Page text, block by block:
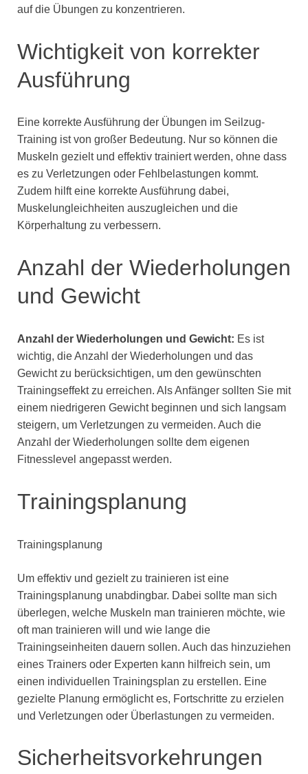
auf die Übungen zu konzentrieren.
Wichtigkeit von korrekter
Ausführung
Eine korrekte Ausführung der Übungen im Seilzug-
Training ist von großer Bedeutung. Nur so können die
Muskeln gezielt und effektiv trainiert werden, ohne dass
es zu Verletzungen oder Fehlbelastungen kommt.
Zudem hilft eine korrekte Ausführung dabei,
Muskelungleichheiten auszugleichen und die
Körperhaltung zu verbessern.
Anzahl der Wiederholungen
und Gewicht
Anzahl der Wiederholungen und Gewicht: Es ist
wichtig, die Anzahl der Wiederholungen und das
Gewicht zu berücksichtigen, um den gewünschten
Trainingseffekt zu erreichen. Als Anfänger sollten Sie mit
einem niedrigeren Gewicht beginnen und sich langsam
steigern, um Verletzungen zu vermeiden. Auch die
Anzahl der Wiederholungen sollte dem eigenen
Fitnesslevel angepasst werden.
Trainingsplanung
Trainingsplanung
Um effektiv und gezielt zu trainieren ist eine
Trainingsplanung unabdingbar. Dabei sollte man sich
überlegen, welche Muskeln man trainieren möchte, wie
oft man trainieren will und wie lange die
Trainingseinheiten dauern sollen. Auch das hinzuziehen
eines Trainers oder Experten kann hilfreich sein, um
einen individuellen Trainingsplan zu erstellen. Eine
gezielte Planung ermöglicht es, Fortschritte zu erzielen
und Verletzungen oder Überlastungen zu vermeiden.
Sicherheitsvorkehrungen